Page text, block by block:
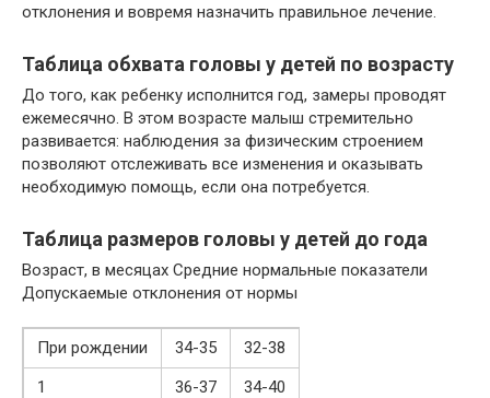
отклонения и вовремя назначить правильное лечение.
Таблица обхвата головы у детей по возрасту
До того, как ребенку исполнится год, замеры проводят
ежемесячно. В этом возрасте малыш стремительно
развивается: наблюдения за физическим строением
позволяют отслеживать все изменения и оказывать
необходимую помощь, если она потребуется.
Таблица размеров головы у детей до года
Возраст, в месяцах Средние нормальные показатели
Допускаемые отклонения от нормы
При рождении 34-35
32-38
1
36-37
34-40